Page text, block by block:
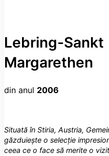
Lebring-Sankt
Margarethen
din anul 2006
Situată în Stiria, Austria,
găzduiește o selecție
ceea ce o face să merite o